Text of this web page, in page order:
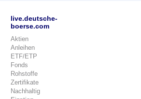
live.deutsche-
boerse.com
Aktien
Anleihen
ETF/ETP
Fonds
Rohstoffe
Zertifikate
Nachhaltig